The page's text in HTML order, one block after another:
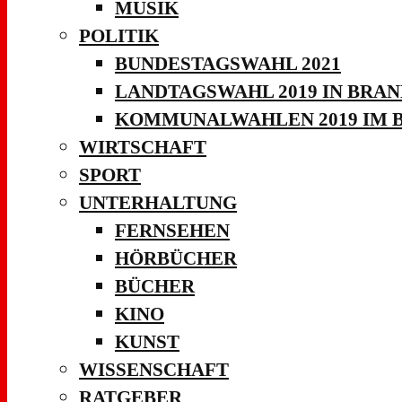
MUSIK
POLITIK
BUNDESTAGSWAHL 2021
LANDTAGSWAHL 2019 IN
KOMMUNALWAHLEN 2019 IM
WIRTSCHAFT
SPORT
UNTERHALTUNG
FERNSEHEN
HÖRBÜCHER
BÜCHER
KINO
KUNST
WISSENSCHAFT
RATGEBER